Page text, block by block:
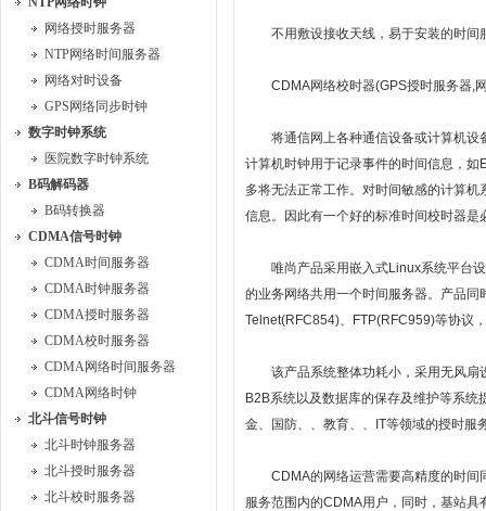
网络授时服务器
NTP网络时间服务器
网络对时设备
GPS网络同步时钟
数字时钟系统
医院数字时钟系统
B码解码器
B码转换器
CDMA信号时钟
CDMA时间服务器
CDMA时钟服务器
CDMA授时服务器
CDMA校时服务器
CDMA网络时间服务器
CDMA网络时钟
北斗信号时钟
北斗时钟服务器
北斗授时服务器
北斗校时服务器
不用敷设接收天线，易于安装的时间
CDMA网络校时器(GPS授时服务器,
将通信网上各种通信设备或计算机设
计算机时钟用于记录事件的时间信息，
多将无法正常工作。对时间敏感的计算
信息。因此有一个好的标准时间校时器是
唯尚产品采用嵌入式Linux系统平台设
的业务网络共用一个时间服务器。产品
Telnet(RFC854)、FTP(RFC959)等协议
该产品系统整体功耗小，采用无风扇
B2B系统以及数据库的保存及维护等系
金、国防、、教育、、IT等领域的授时服
CDMA的网络运营需要高精度的时间
服务范围内的CDMA用户，同时，基站